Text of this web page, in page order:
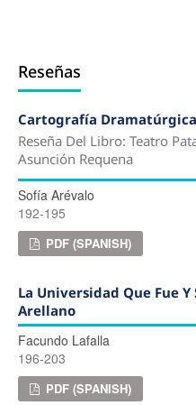
Reseñas
Cartografía Dramatúrgica
Reseña Del Libro: Teatro
Asunción Requena
Sofía Arévalo
192-195
PDF (SPANISH)
La Universidad Que Fue Y
Arellano
Facundo Lafalla
196-203
PDF (SPANISH)